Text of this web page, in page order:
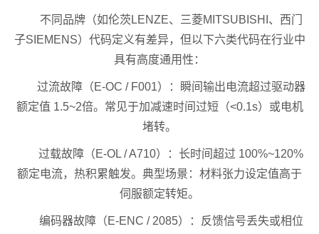
不同品牌（如伦茨LENZE、三菱MITSUBISHI、西门
子SIEMENS）代码定义有差异，但以下六类代码在行业中
具有高度通用性：
过流故障（E-OC / F001）：瞬间输出电流超过驱动器
额定值 1.5~2倍。常见于加减速时间过短（<0.1s）或电机
堵转。
过载故障（E-OL / A710）：长时间超过 100%~120%
额定电流，热积累触发。典型场景：材料张力设定值高于
伺服额定转矩。
编码器故障（E-ENC / 2085）：反馈信号丢失或相位